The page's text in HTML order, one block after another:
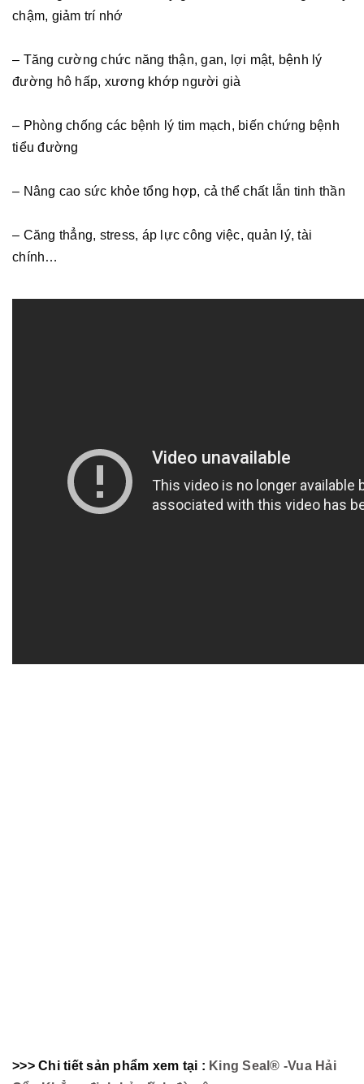
chậm, giảm trí nhớ
– Tăng cường chức năng thận, gan, lợi mật, bệnh lý
đường hô hấp, xương khớp người già
– Phòng chống các bệnh lý tim mạch, biến chứng bệnh
tiểu đường
– Nâng cao sức khỏe tổng hợp, cả thể chất lẫn tinh thần
– Căng thẳng, stress, áp lực công việc, quản lý, tài
chính…
>>> Chi tiết sản phẩm xem tại : King Seal® -Vua Hải